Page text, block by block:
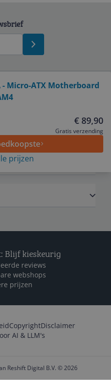
- Micro-ATX Motherboard
€ 89,90
Gratis verzending
prijzen
Blijf kieskeurig
reviews
webshops
prijzen
CopyrightDisclaimer
AI & LLM's
Reshift Digital B.V. © 2026